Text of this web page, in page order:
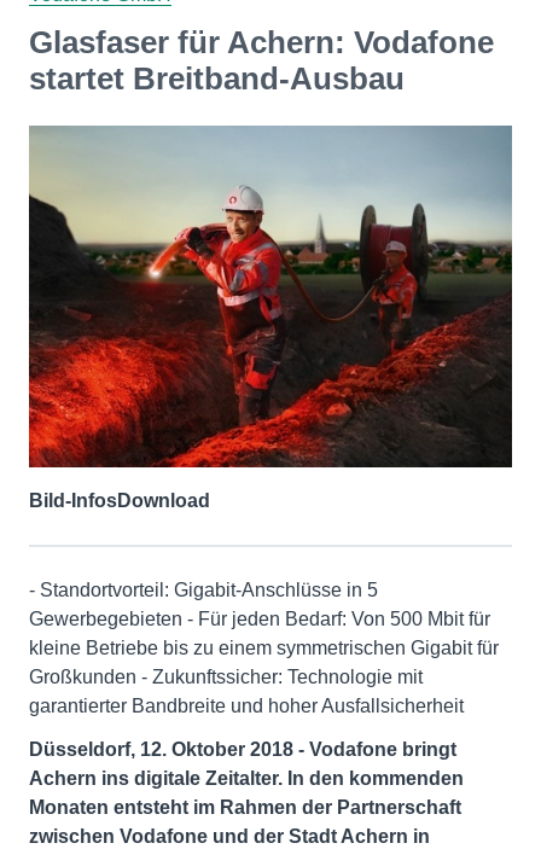
Glasfaser für Achern: Vodafone
startet Breitband-Ausbau
Bild-InfosDownload
- Standortvorteil: Gigabit-Anschlüsse in 5
Gewerbegebieten - Für jeden Bedarf: Von 500 Mbit für
kleine Betriebe bis zu einem symmetrischen Gigabit für
Großkunden - Zukunftssicher: Technologie mit
garantierter Bandbreite und hoher Ausfallsicherheit
Düsseldorf, 12. Oktober 2018 - Vodafone bringt
Achern ins digitale Zeitalter. In den kommenden
Monaten entsteht im Rahmen der Partnerschaft
zwischen Vodafone und der Stadt Achern in